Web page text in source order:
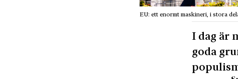
EU: ett enormt maskineri, i stora
I dag är
goda